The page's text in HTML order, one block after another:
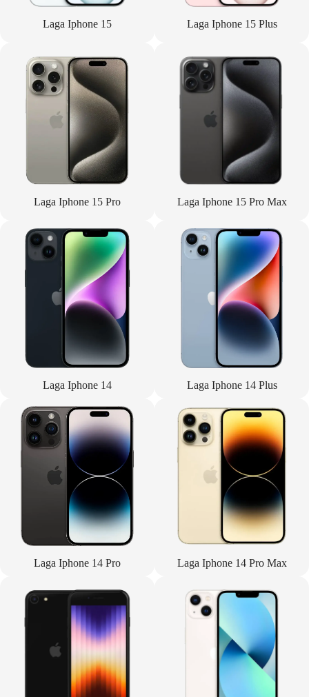
Laga Iphone 15 Laga Iphone 15 Plus
Laga Iphone 15 Pro Laga Iphone 15 Pro Max
Laga Iphone 14 Laga Iphone 14 Plus
Laga Iphone 14 Pro Laga Iphone 14 Pro Max